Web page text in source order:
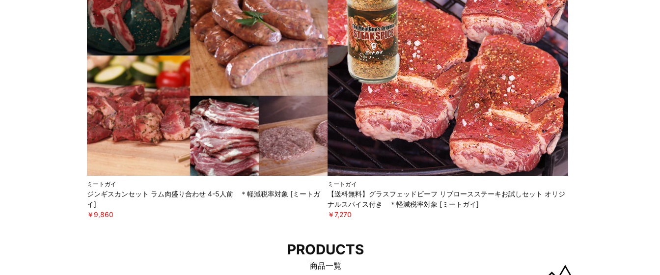
ミートガイ
ジンギスカンセット ラム肉盛り合わせ 4-5人前 ＊軽減税率対象 [ミートガ
イ]
￥9,860
ミートガイ
【送料無料】グラスフェッドビーフ リブロースステーキお試しセット オリジ
ナルスパイス付き ＊軽減税率対象 [ミートガイ]
￥7,270
PRODUCTS
商品一覧